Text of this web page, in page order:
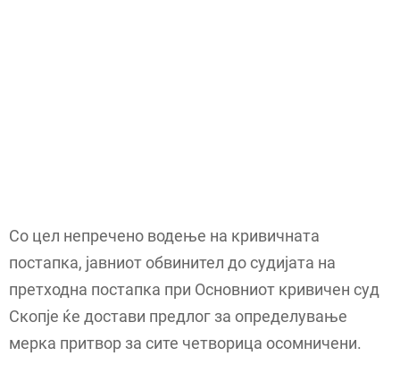
Со цел непречено водење на кривичната
постапка, јавниот обвинител до судијата на
претходна постапка при Основниот кривичен суд
Скопје ќе достави предлог за определување
мерка притвор за сите четворица осомничени.